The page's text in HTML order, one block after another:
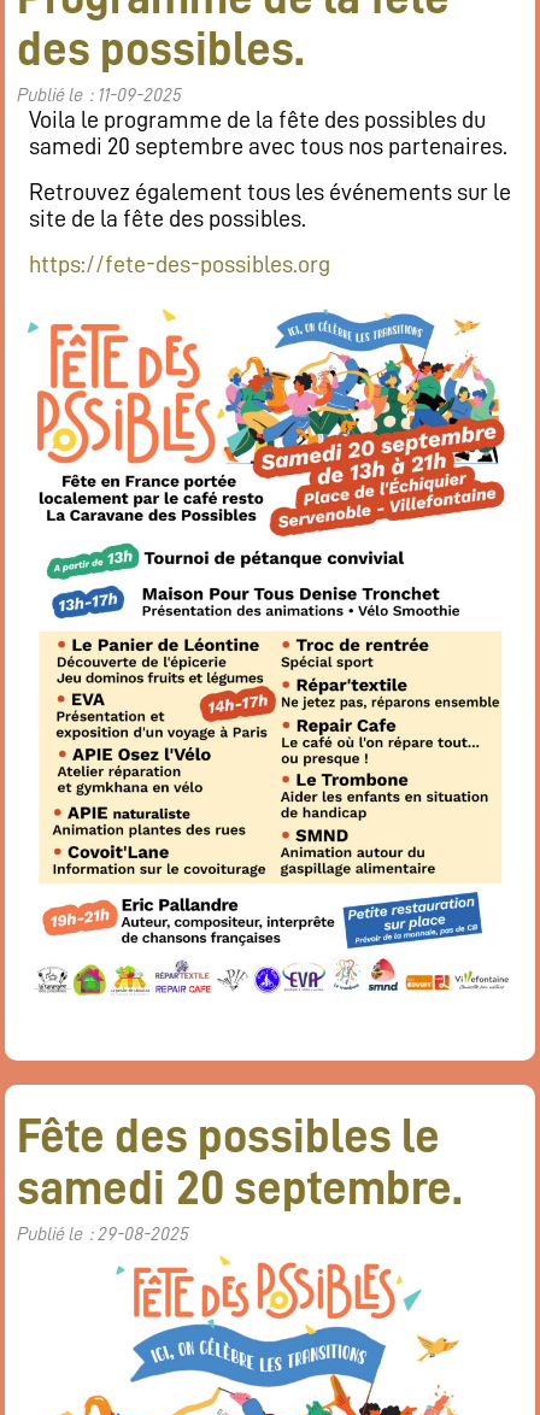
des possibles.
Publié le : 11-09-2025
Voila le programme de la fête des possibles du
samedi 20 septembre avec tous nos partenaires.
Retrouvez également tous les événements sur le
site de la fête des possibles.
https://fete-des-possibles.org
Fête des possibles le
samedi 20 septembre.
Publié le : 29-08-2025